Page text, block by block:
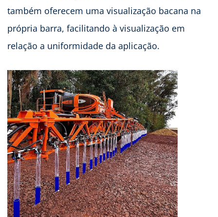
também oferecem uma visualização bacana na
própria barra, facilitando à visualização em
relação a uniformidade da aplicação.